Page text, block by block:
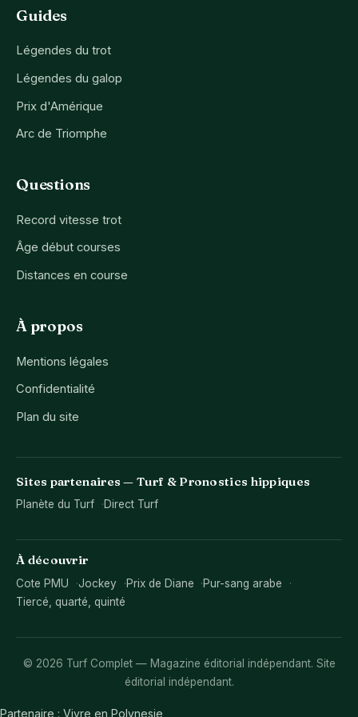
Guides
Légendes du trot
Légendes du galop
Prix d'Amérique
Arc de Triomphe
Questions
Record vitesse trot
Âge début courses
Distances en course
À propos
Mentions légales
Confidentialité
Plan du site
Sites partenaires — Turf & Pronostics hippiques
Planète du Turf Direct Turf
À découvrir
Cote PMU Jockey Prix de Diane
Pur-sang arabe
Tiercé, quarté, quinté
© 2026 Turf Complet — Magazine éditorial indépendant. Site
éditorial indépendant.
Partenaire : Vivre en Polynesie